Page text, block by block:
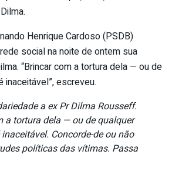
Henrique Cardoso (PSDB)
social na noite de ontem sua
“Brincar com a tortura dela — ou de
escreveu.
a ex Pr Dilma Rousseff.
a tortura dela — ou de qualquer
Concorde-de ou não
políticas das vítimas. Passa